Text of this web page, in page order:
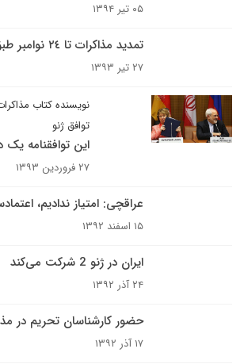
۰۵ تیر ۱۳۹۴
تمدید مذاکرات تا ٢٤ نوامبر طبق توافق ژنو
۲۷ تیر ۱۳۹۳
توافق ژنو
این توافقنامه یک
۲۷ فروردین ۱۳۹۳
عراقچی: امتیاز ندادیم،
۱۵ اسفند ۱۳۹۲
ایران در ژنو 2 شرکت می‌‌کند
۲۴ آذر ۱۳۹۲
حضور کارشناسان تحریم در
۱۷ آذر ۱۳۹۲